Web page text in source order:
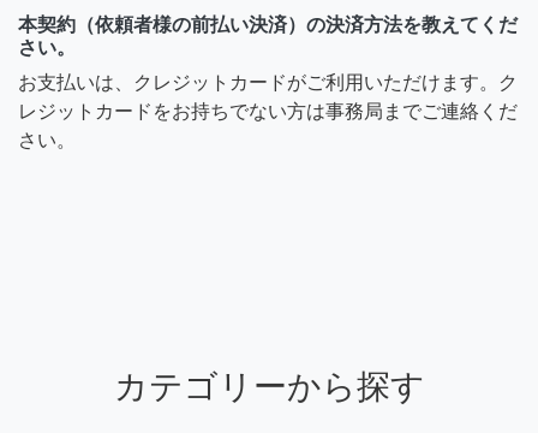
本契約（依頼者様の前払い決済）の決済方法を教えてくだ
さい。
お支払いは、クレジットカードがご利用いただけます。ク
レジットカードをお持ちでない方は事務局までご連絡くだ
さい。
カテゴリーから探す